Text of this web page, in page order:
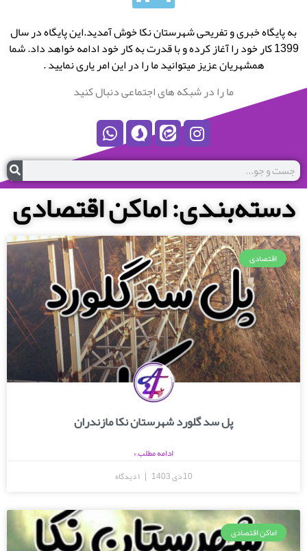
به پایگاه خبری و تفریحی شهرستان نکا خوش آمدید.این پایگاه در سال
1399 کار خود را آغاز کرده و با قدرت به کار خود ادامه خواهد داد. شما
همشهریان عزیز میتوانید ما را در این امر یاری نمایید .
ما را در شبکه های اجتماعی دنبال کنید
دسته‌بندی: اماکن اقتصادی
اقتصادی
پل سد گلورد شهرستان نکا مازندران
ادامه مطلب »
10 دی 1403
۱ دیدگاه
اماکن اقتصادی